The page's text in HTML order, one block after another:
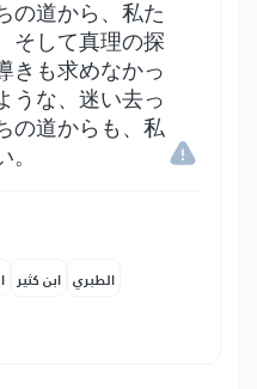
の道から、私た
そして真理の探
きも求めなかっ
うな、迷い去っ
の道からも、私
ابن كثير الطبري